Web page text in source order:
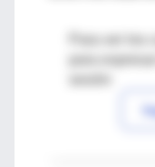
Para ver los